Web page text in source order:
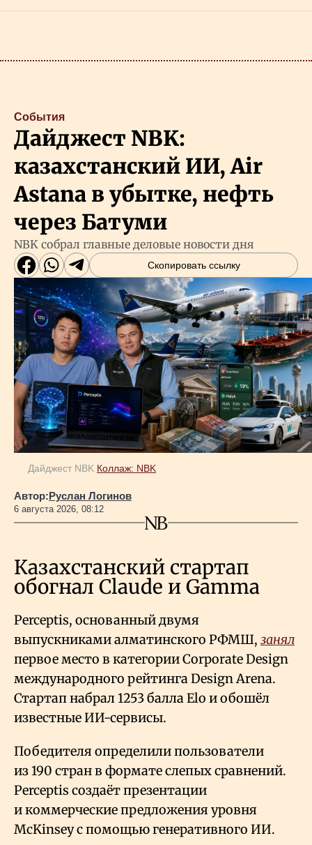
События
Дайджест NBK:
казахстанский ИИ, Air
Astana в убытке, нефть
через Батуми
NBK собрал главные деловые новости дня
Скопировать ссылку
Дайджест NBK Коллаж: NBK
Автор: Руслан Логинов
6 августа 2026, 08:12
Казахстанский стартап
обогнал Claude и Gamma
Perceptis, основанный двумя
выпускниками алматинского РФМШ, занял
первое место в категории Corporate Design
международного рейтинга Design Arena.
Стартап набрал 1253 балла Elo и обошёл
известные ИИ-сервисы.
Победителя определили пользователи
из 190 стран в формате слепых сравнений.
Perceptis создаёт презентации
и коммерческие предложения уровня
McKinsey с помощью генеративного ИИ.